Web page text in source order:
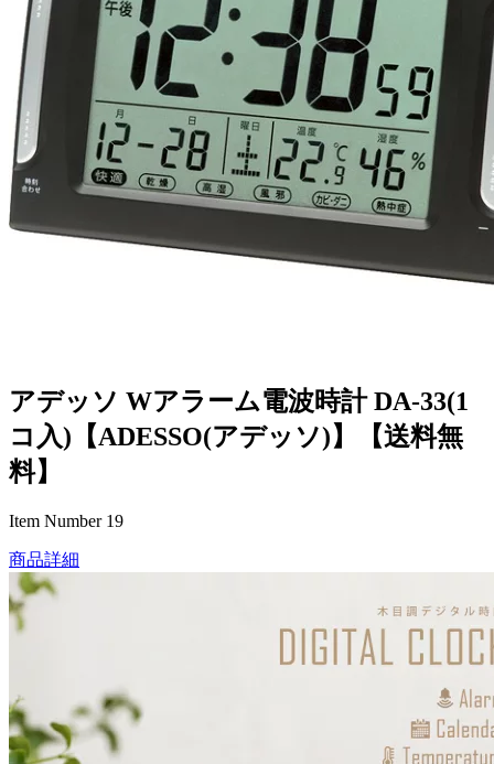
アデッソ Wアラーム電波時計 DA-33(1
コ入)【ADESSO(アデッソ)】【送料無
料】
Item Number 19
商品詳細